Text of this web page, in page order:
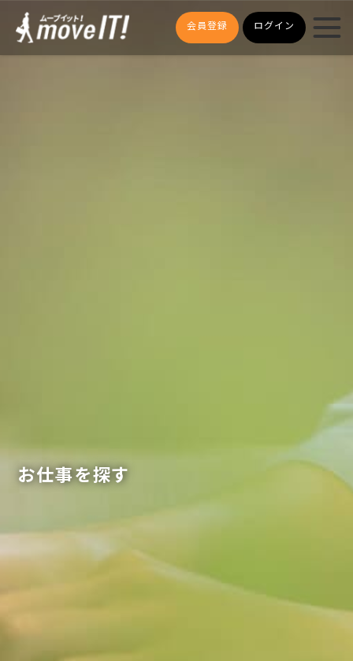
会員登録 ログイン
お仕事を探す